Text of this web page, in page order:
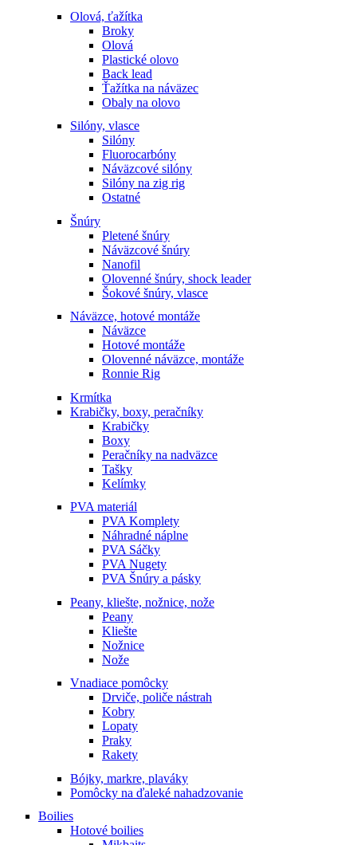
Olová, ťažítka
Broky
Olová
Plastické olovo
Back lead
Ťažítka na náväzec
Obaly na olovo
Silóny, vlasce
Silóny
Fluorocarbóny
Náväzcové silóny
Silóny na zig rig
Ostatné
Šnúry
Pletené šnúry
Náväzcové šnúry
Nanofil
Olovenné šnúry, shock leader
Šokové šnúry, vlasce
Náväzce, hotové montáže
Náväzce
Hotové montáže
Olovenné náväzce, montáže
Ronnie Rig
Krmítka
Krabičky, boxy, peračníky
Krabičky
Boxy
Peračníky na nadväzce
Tašky
Kelímky
PVA materiál
PVA Komplety
Náhradné náplne
PVA Sáčky
PVA Nugety
PVA Šnúry a pásky
Peany, kliešte, nožnice, nože
Peany
Kliešte
Nožnice
Nože
Vnadiace pomôcky
Drviče, poliče nástrah
Kobry
Lopaty
Praky
Rakety
Bójky, markre, plaváky
Pomôcky na ďaleké nahadzovanie
Boilies
Hotové boilies